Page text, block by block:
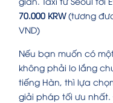
70.000 KRW(tương
VND)
Nếu bạn muốn có
không phải lo lắng
tiếng Hàn, thì lựa
giải pháp tối ưu